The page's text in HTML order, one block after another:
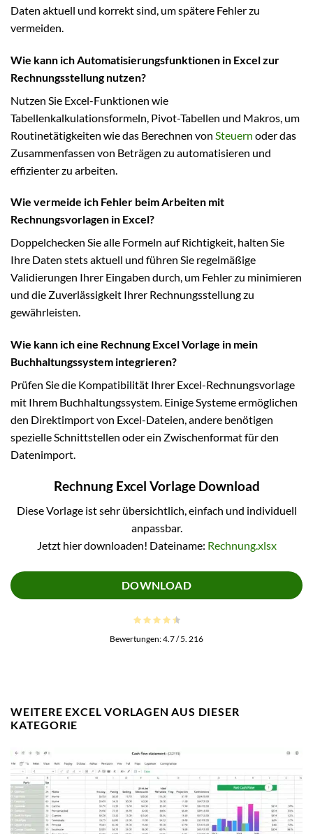
Daten aktuell und korrekt sind, um spätere Fehler zu
vermeiden.
Wie kann ich Automatisierungsfunktionen in Excel zur
Rechnungsstellung nutzen?
Nutzen Sie Excel-Funktionen wie
Tabellenkalkulationsformeln, Pivot-Tabellen und Makros, um
Routinetätigkeiten wie das Berechnen von Steuern oder das
Zusammenfassen von Beträgen zu automatisieren und
effizienter zu arbeiten.
Wie vermeide ich Fehler beim Arbeiten mit
Rechnungsvorlagen in Excel?
Doppelchecken Sie alle Formeln auf Richtigkeit, halten Sie
Ihre Daten stets aktuell und führen Sie regelmäßige
Validierungen Ihrer Eingaben durch, um Fehler zu minimieren
und die Zuverlässigkeit Ihrer Rechnungsstellung zu
gewährleisten.
Wie kann ich eine Rechnung Excel Vorlage in mein
Buchhaltungssystem integrieren?
Prüfen Sie die Kompatibilität Ihrer Excel-Rechnungsvorlage
mit Ihrem Buchhaltungssystem. Einige Systeme ermöglichen
den Direktimport von Excel-Dateien, andere benötigen
spezielle Schnittstellen oder ein Zwischenformat für den
Datenimport.
Rechnung Excel Vorlage Download
Diese Vorlage ist sehr übersichtlich, einfach und individuell
anpassbar.
Jetzt hier downloaden! Dateiname: Rechnung.xlsx
DOWNLOAD
Bewertungen:4.7/ 5. 216
WEITERE EXCEL VORLAGEN AUS DIESER
KATEGORIE